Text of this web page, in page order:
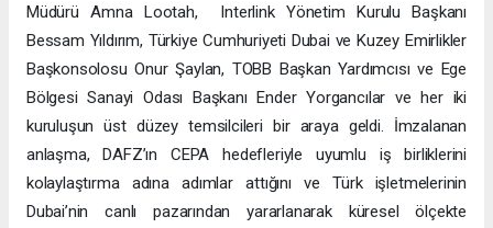
Müdürü Amna Lootah, Interlink Yönetim Kurulu Başkanı
Bessam Yıldırım, Türkiye Cumhuriyeti Dubai ve Kuzey Emirlikler
Başkonsolosu Onur Şaylan, TOBB Başkan Yardımcısı ve Ege
Bölgesi Sanayi Odası Başkanı Ender Yorgancılar ve her iki
kuruluşun üst düzey temsilcileri bir araya geldi. İmzalanan
anlaşma, DAFZ’ın CEPA hedefleriyle uyumlu iş birliklerini
kolaylaştırma adına adımlar attığını ve Türk işletmelerinin
Dubai’nin canlı pazarından yararlanarak küresel ölçekte